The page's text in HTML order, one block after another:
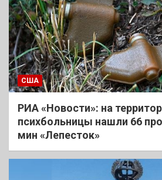
США
РИА «Новости»: на
психбольницы нашли 66
мин «Лепесток»